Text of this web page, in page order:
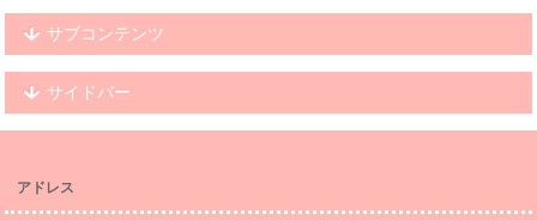
サブコンテンツ
サイドバー
アドレス